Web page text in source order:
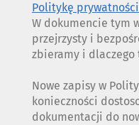
Politykę prywatności
W dokumencie tym
przejrzysty i
zbieramy i dlaczego
Nowe zapisy w
konieczności
dokumentacji do